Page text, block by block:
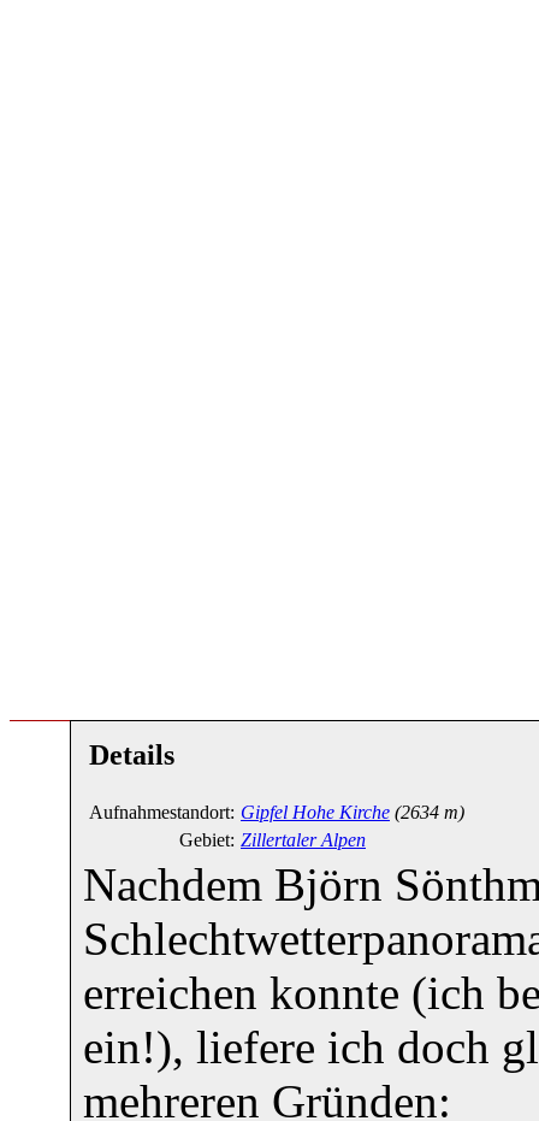
Details
Aufnahmestandort: Gipfel Hohe Kirche (2634 m)
Gebiet: Zillertaler Alpen
Nachdem Björn
erreichen konnte (ich
ein!), liefere ich doch
mehreren Gründen: